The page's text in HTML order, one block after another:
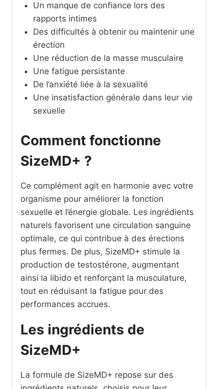
Un manque de confiance lors des
rapports intimes
Des difficultés à obtenir ou maintenir une
érection
Une réduction de la masse musculaire
Une fatigue persistante
De l’anxiété liée à la sexualité
Une insatisfaction générale dans leur vie
sexuelle
Comment fonctionne
SizeMD+ ?
Ce complément agit en harmonie avec votre
organisme pour améliorer la fonction
sexuelle et l’énergie globale. Les ingrédients
naturels favorisent une circulation sanguine
optimale, ce qui contribue à des érections
plus fermes. De plus, SizeMD+ stimule la
production de testostérone, augmentant
ainsi la libido et renforçant la musculature,
tout en réduisant la fatigue pour des
performances accrues.
Les ingrédients de
SizeMD+
La formule de SizeMD+ repose sur des